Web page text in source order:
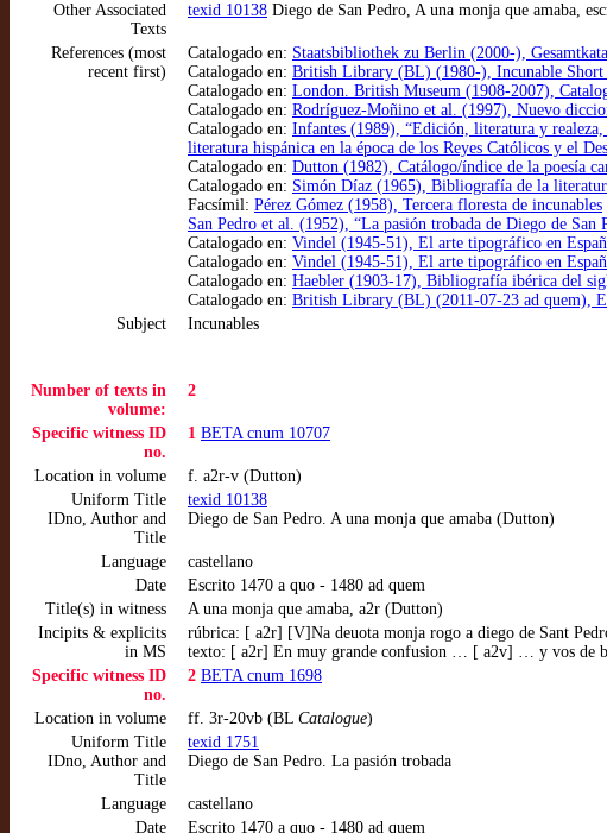
Other Associated
Texts
texid 10138 Diego de San Pedro, A una monja que amaba,
References (most
recent first)
Catalogado en: Staatsbibliothek zu Berlin (2000-),
Catalogado en: British Library (BL) (1980-), Incunable
Catalogado en: London. British Museum (1908-2007),
Catalogado en: Rodríguez-Moñino et al. (1997), Nuevo
Catalogado en: Infantes (1989), “Edición, literatura y realeza,
literatura hispánica en la época de los Reyes Católicos y el
Catalogado en: Dutton (1982), Catálogo/índice de la poesía
Catalogado en: Simón Díaz (1965), Bibliografía de la
Facsímil: Pérez Gómez (1958), Tercera floresta de incunables
San Pedro et al. (1952), “La pasión trobada de Diego de San
Catalogado en: Vindel (1945-51), El arte tipográfico en
Catalogado en: Vindel (1945-51), El arte tipográfico en
Catalogado en: Haebler (1903-17), Bibliografía ibérica del
Catalogado en: British Library (BL) (2011-07-23 ad quem),
Subject
Incunables
Number of texts in
volume:
2
Specific witness ID
no.
1 BETA cnum 10707
Location in volume
f. a2r-v (Dutton)
Uniform Title
IDno, Author and
Title
texid 10138
Diego de San Pedro. A una monja que amaba (Dutton)
Language
castellano
Date
Escrito 1470 a quo - 1480 ad quem
Title(s) in witness
A una monja que amaba, a2r (Dutton)
Incipits & explicits
in MS
rúbrica: [ a2r] [V]Na deuota monja rogo a diego de Sant
texto: [ a2r] En muy grande confusion … [ a2v] … y vos de
Specific witness ID
no.
2 BETA cnum 1698
Location in volume ff. 3r-20vb (BL Catalogue)
Uniform Title
IDno, Author and
Title
texid 1751
Diego de San Pedro. La pasión trobada
Language
castellano
Date
Escrito 1470 a quo - 1480 ad quem